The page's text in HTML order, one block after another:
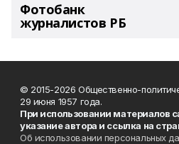
Фотобанк
журналистов РБ
© 2015-2026 Общественно-
29 июня 1957 года.
При использовании материалов
указание автора и ссылка на
Об использовании персональных